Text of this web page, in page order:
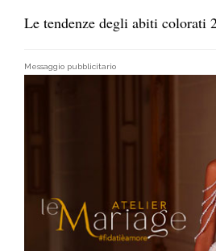
Le tendenze degli abiti colorati
Messaggio pubblicitario